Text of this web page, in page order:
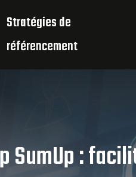
Stratégies de
référencement
SumUp :